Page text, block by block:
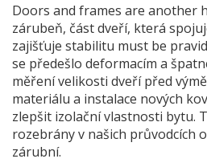
Doors and frames are another
zárubeň, část dveří, která
zajišťuje stabilitu must be
se předešlo deformacím a
měření velikosti dveří před
materiálu a instalace nových
zlepšit izolační vlastnosti bytu.
rozebrány v našich průvodcích
zárubní.